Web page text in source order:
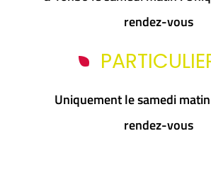
rendez-vous
Uniquement le samedi
rendez-vous